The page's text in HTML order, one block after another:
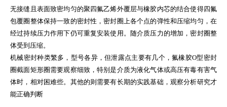
无接缝且表面致密均匀的聚四氟乙烯外覆层与橡胶内芯的结合使得四氟
包覆圈整体保持一致的密封性，密封圈上各个点的弹性和压缩均匀，在
经过持续压力作用下仍可重复安装使用。随介质压力的增加，密封圈整
体受到压缩。
机械密封种类繁多，型号各异，但泄露点主要有几个，氟橡胶O型密封
圈截面矩形圈需要观察细致，特别是介质为液化气体或高压有毒有害气
体时，相对困难些。其他的则需要有长期的实践基础，观察分析研究才
能正确判断